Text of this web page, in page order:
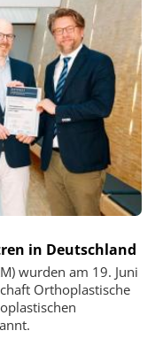
in Deutschland
wurden am 19. Juni
Orthoplastische